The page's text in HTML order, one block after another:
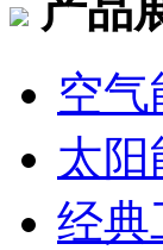
空气
太阳
经典